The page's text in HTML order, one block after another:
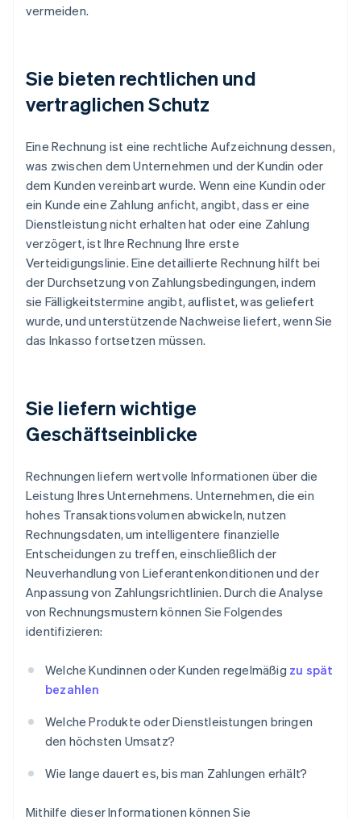
vermeiden.
Sie bieten rechtlichen und
vertraglichen Schutz
Eine Rechnung ist eine rechtliche Aufzeichnung dessen,
was zwischen dem Unternehmen und der Kundin oder
dem Kunden vereinbart wurde. Wenn eine Kundin oder
ein Kunde eine Zahlung anficht, angibt, dass er eine
Dienstleistung nicht erhalten hat oder eine Zahlung
verzögert, ist Ihre Rechnung Ihre erste
Verteidigungslinie. Eine detaillierte Rechnung hilft bei
der Durchsetzung von Zahlungsbedingungen, indem
sie Fälligkeitstermine angibt, auflistet, was geliefert
wurde, und unterstützende Nachweise liefert, wenn Sie
das Inkasso fortsetzen müssen.
Sie liefern wichtige
Geschäftseinblicke
Rechnungen liefern wertvolle Informationen über die
Leistung Ihres Unternehmens. Unternehmen, die ein
hohes Transaktionsvolumen abwickeln, nutzen
Rechnungsdaten, um intelligentere finanzielle
Entscheidungen zu treffen, einschließlich der
Neuverhandlung von Lieferantenkonditionen und der
Anpassung von Zahlungsrichtlinien. Durch die Analyse
von Rechnungsmustern können Sie Folgendes
identifizieren:
Welche Kundinnen oder Kunden regelmäßig zu spät
bezahlen
Welche Produkte oder Dienstleistungen bringen
den höchsten Umsatz?
Wie lange dauert es, bis man Zahlungen erhält?
Mithilfe dieser Informationen können Sie